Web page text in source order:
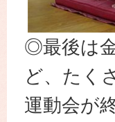
◎最後は
ど、たく
運動会が